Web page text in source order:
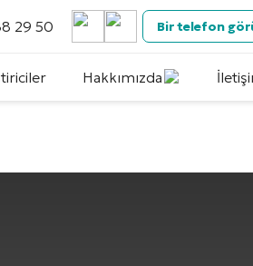
29 50 Bir telefon
Hakkımızda